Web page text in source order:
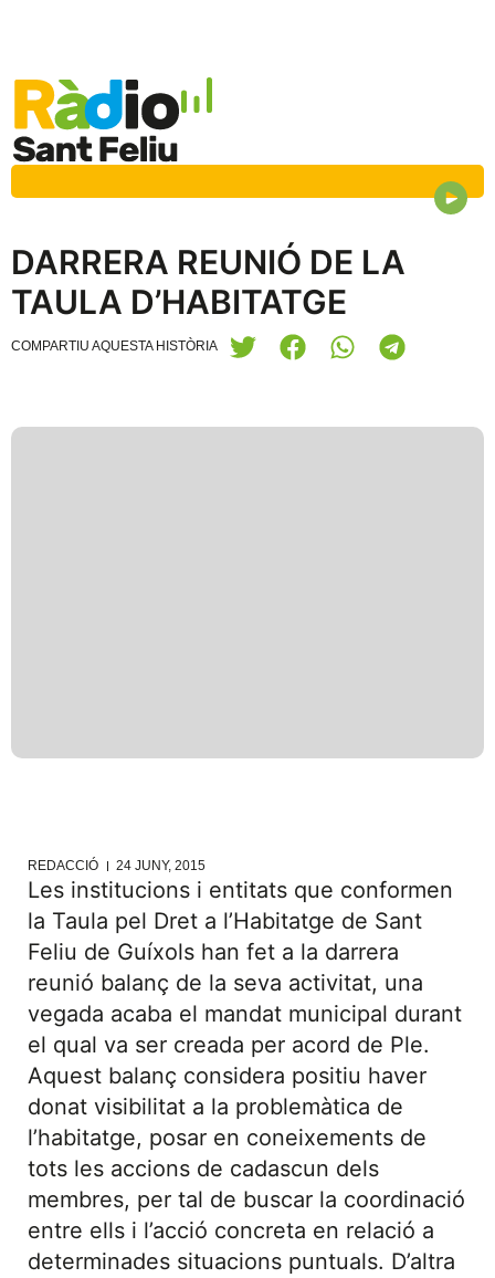
DARRERA REUNIÓ DE LA
TAULA D’HABITATGE
COMPARTIU AQUESTA HISTÒRIA
REDACCIÓ 24 JUNY, 2015
Les institucions i entitats que conformen
la Taula pel Dret a l’Habitatge de Sant
Feliu de Guíxols han fet a la darrera
reunió balanç de la seva activitat, una
vegada acaba el mandat municipal durant
el qual va ser creada per acord de Ple.
Aquest balanç considera positiu haver
donat visibilitat a la problemàtica de
l’habitatge, posar en coneixements de
tots les accions de cadascun dels
membres, per tal de buscar la coordinació
entre ells i l’acció concreta en relació a
determinades situacions puntuals. D’altra